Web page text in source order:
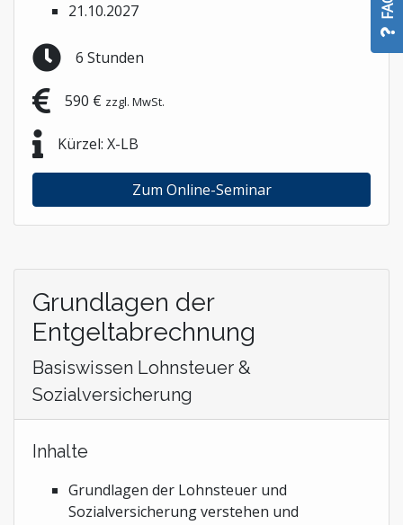
21.10.2027
6 Stunden
590 € zzgl. MwSt.
Kürzel: X-LB
Zum Online-Seminar
Grundlagen der
Entgeltabrechnung
Basiswissen Lohnsteuer &
Sozialversicherung
Inhalte
Grundlagen der Lohnsteuer und
Sozialversicherung verstehen und
FAQ